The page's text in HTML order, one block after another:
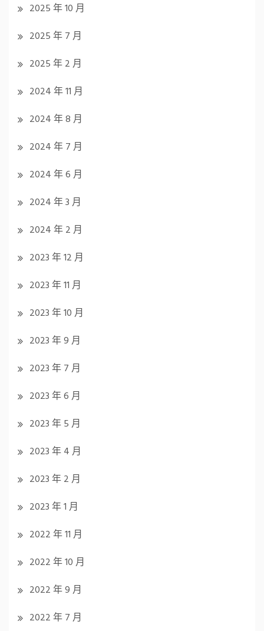
2025 年 10 月
2025 年 7 月
2025 年 2 月
2024 年 11 月
2024 年 8 月
2024 年 7 月
2024 年 6 月
2024 年 3 月
2024 年 2 月
2023 年 12 月
2023 年 11 月
2023 年 10 月
2023 年 9 月
2023 年 7 月
2023 年 6 月
2023 年 5 月
2023 年 4 月
2023 年 2 月
2023 年 1 月
2022 年 11 月
2022 年 10 月
2022 年 9 月
2022 年 7 月